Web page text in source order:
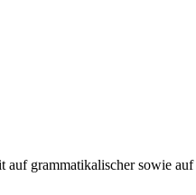
grammatikalischer sowie